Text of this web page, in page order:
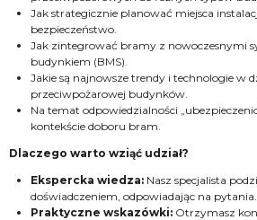
Jak strategicznie planować miejsca
bezpieczeństwo.
Jak zintegrować bramy z nowoczesnymi
budynkiem (BMS).
Jakie są najnowsze trendy i technologie w
przeciwpożarowej budynków.
Na temat odpowiedzialności
kontekście doboru bram.
Dlaczego warto wziąć udział?
Ekspercka wiedza: Nasz specjalista
doświadczeniem, odpowiadając na pytania.
Praktyczne wskazówki: Otrzymasz